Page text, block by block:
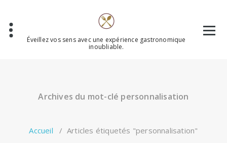
contenu
Éveillez vos sens avec une expérience gastronomique
inoubliable.
Archives du mot-clé personnalisation
Accueil /Articles étiquetés "personnalisation"